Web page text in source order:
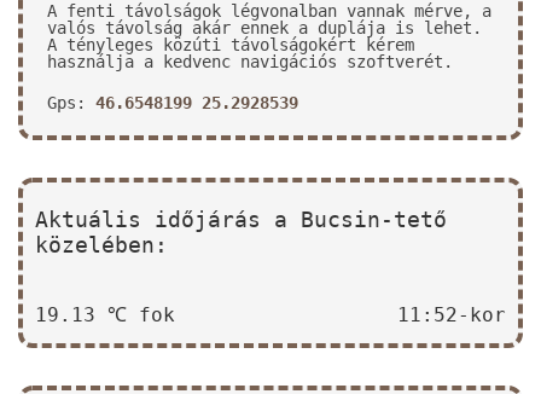
A fenti távolságok légvonalban vannak mérve, a
valós távolság akár ennek a duplája is lehet.
A tényleges közúti távolságokért kérem
használja a kedvenc navigációs szoftverét.
Gps: 46.6548199 25.2928539
Aktuális időjárás a Bucsin-tető
közelében:
19.13 ℃ fok 11:52-kor